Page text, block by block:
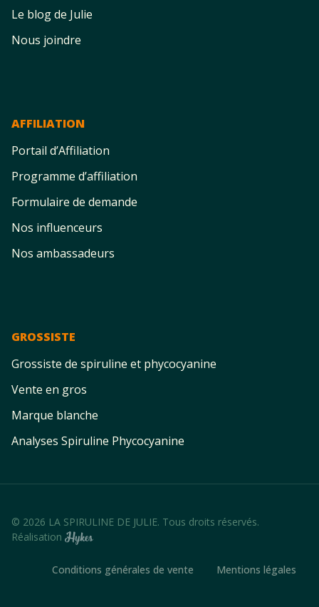
Le blog de Julie
Nous joindre
AFFILIATION
Portail d’Affiliation
Programme d’affiliation
Formulaire de demande
Nos influenceurs
Nos ambassadeurs
GROSSISTE
Grossiste de spiruline et phycocyanine
Vente en gros
Marque blanche
Analyses Spiruline Phycocyanine
© 2026 LA SPIRULINE DE JULIE. Tous droits réservés.
Réalisation
Conditions générales de vente Mentions légales